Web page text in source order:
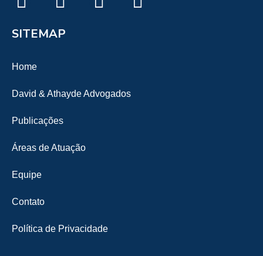
SITEMAP
Home
David & Athayde Advogados
Publicações
Áreas de Atuação
Equipe
Contato
Política de Privacidade